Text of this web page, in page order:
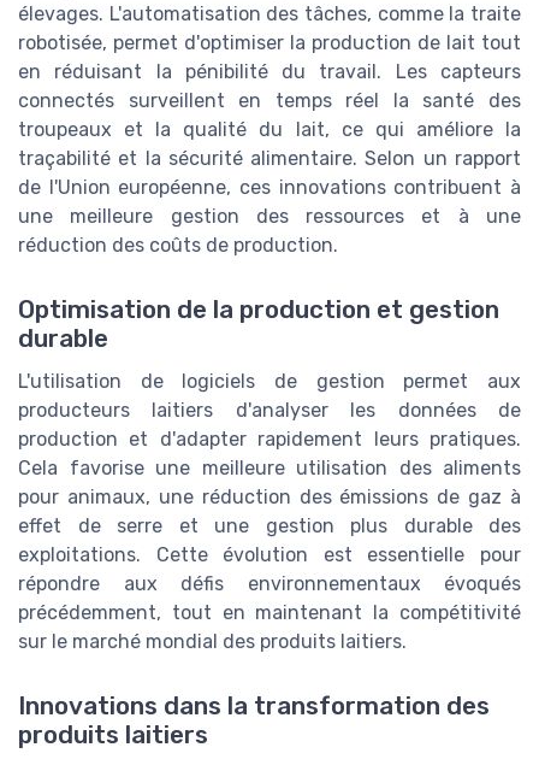
élevages. L'automatisation des tâches, comme la traite
robotisée, permet d'optimiser la production de lait tout
en réduisant la pénibilité du travail. Les capteurs
connectés surveillent en temps réel la santé des
troupeaux et la qualité du lait, ce qui améliore la
traçabilité et la sécurité alimentaire. Selon un rapport
de l'Union européenne, ces innovations contribuent à
une meilleure gestion des ressources et à une
réduction des coûts de production.
Optimisation de la production et gestion
durable
L'utilisation de logiciels de gestion permet aux
producteurs laitiers d'analyser les données de
production et d'adapter rapidement leurs pratiques.
Cela favorise une meilleure utilisation des aliments
pour animaux, une réduction des émissions de gaz à
effet de serre et une gestion plus durable des
exploitations. Cette évolution est essentielle pour
répondre aux défis environnementaux évoqués
précédemment, tout en maintenant la compétitivité
sur le marché mondial des produits laitiers.
Innovations dans la transformation des
produits laitiers